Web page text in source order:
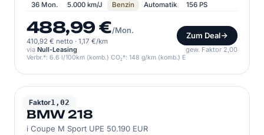
36 Mon. 5.000 km/J Benzin Automatik 156 PS
488,99 €/Mon.
410,92 € netto · 1,17 €/km
Zum Deal
via Null-Leasing gew. Faktor 2,00
Verbr.*: 6.6 l/100km (komb.) CO₂*: 148 g/km (komb.) E
Faktor1,02
BMW
BMW 218
i Coupe M Sport UPE 50.190 EUR